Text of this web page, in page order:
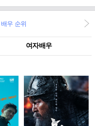
우 순위
여자배우